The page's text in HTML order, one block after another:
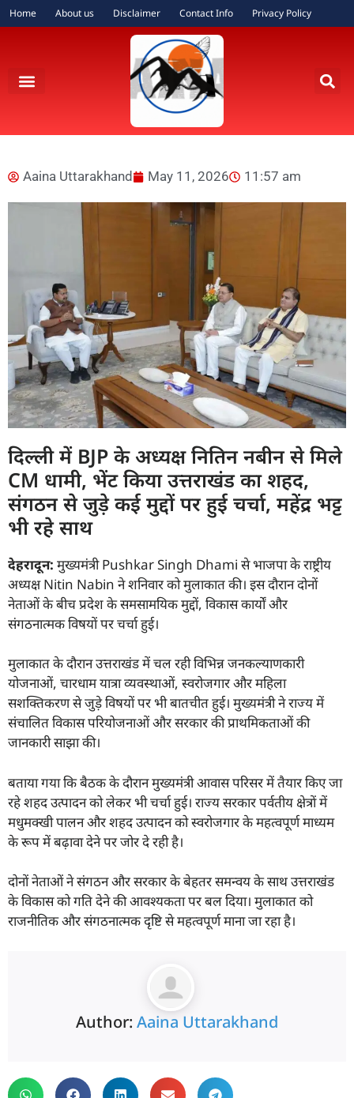
Home About us Disclaimer Contact Info Privacy Policy
Aaina Uttarakhand May 11, 2026 11:57 am
दिल्ली में BJP के अध्यक्ष नितिन नबीन से मिले
CM धामी, भेंट किया उत्तराखंड का शहद,
संगठन से जुड़े कई मुद्दों पर हुई चर्चा, महेंद्र भट्ट
भी रहे साथ
देहरादून: मुख्यमंत्री Pushkar Singh Dhami से भाजपा के राष्ट्रीय
अध्यक्ष Nitin Nabin ने शनिवार को मुलाकात की। इस दौरान दोनों
नेताओं के बीच प्रदेश के समसामयिक मुद्दों, विकास कार्यों और
संगठनात्मक विषयों पर चर्चा हुई।
मुलाकात के दौरान उत्तराखंड में चल रही विभिन्न जनकल्याणकारी
योजनाओं, चारधाम यात्रा व्यवस्थाओं, स्वरोजगार और महिला
सशक्तिकरण से जुड़े विषयों पर भी बातचीत हुई। मुख्यमंत्री ने राज्य में
संचालित विकास परियोजनाओं और सरकार की प्राथमिकताओं की
जानकारी साझा की।
बताया गया कि बैठक के दौरान मुख्यमंत्री आवास परिसर में तैयार किए जा
रहे शहद उत्पादन को लेकर भी चर्चा हुई। राज्य सरकार पर्वतीय क्षेत्रों में
मधुमक्खी पालन और शहद उत्पादन को स्वरोजगार के महत्वपूर्ण माध्यम
के रूप में बढ़ावा देने पर जोर दे रही है।
दोनों नेताओं ने संगठन और सरकार के बेहतर समन्वय के साथ उत्तराखंड
के विकास को गति देने की आवश्यकता पर बल दिया। मुलाकात को
राजनीतिक और संगठनात्मक दृष्टि से महत्वपूर्ण माना जा रहा है।
Author: Aaina Uttarakhand